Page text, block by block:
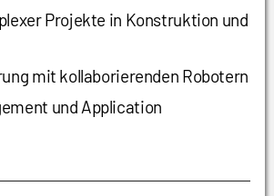
Projekte in Konstruktion und
mit kollaborierenden Robotern
und Application